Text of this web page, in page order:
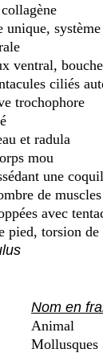
unique,
ventral,
ciliés
trochophore
et radula
mou
une
de
avec
pied, torsion
Nom en
Animal
Mollusques